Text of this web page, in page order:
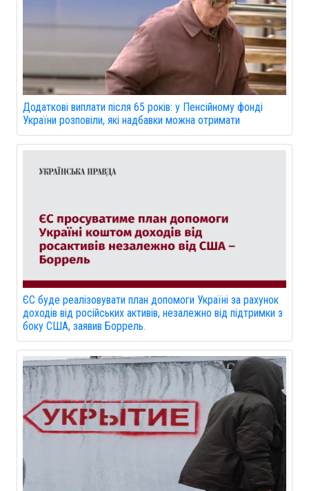
Додаткові виплати після 65 років: у Пенсійному фонді
України розповіли, які надбавки можна отримати
ЄС буде реалізовувати план допомоги Україні за рахунок
доходів від російських активів, незалежно від підтримки з
боку США, заявив Боррель.